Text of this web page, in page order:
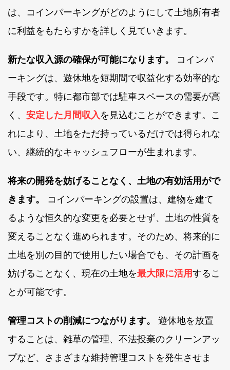
は、コインパーキングがどのようにして土地所有者
に利益をもたらすかを詳しく見ていきます。
新たな収入源の確保が可能になります。
コインパ
ーキングは、遊休地を短期間で収益化する効率的な
手段です。特に都市部では駐車スペースの需要が高
く、 安定した月間収入を見込むことができます。こ
れにより、土地をただ持っているだけでは得られな
い、継続的なキャッシュフローが生まれます。
将来の開発を妨げることなく、土地の有効活用がで
きます。
コインパーキングの設置は、建物を建て
るような恒久的な変更を必要とせず、土地の性質を
変えることなく進められます。そのため、将来的に
土地を別の目的で使用したい場合でも、その計画を
妨げることなく、現在の土地を最大限に活用するこ
とが可能です。
管理コストの削減につながります。
遊休地を放置
することは、雑草の管理、不法投棄のクリーンアッ
プなど、さまざまな維持管理コストを発生させま